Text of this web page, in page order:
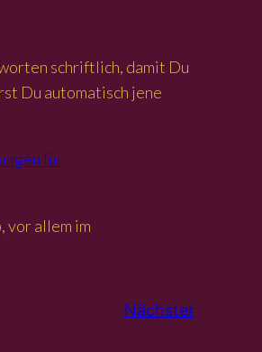
schriftlich, damit Du
Du automatisch jene
für
vor allem im
Nächster